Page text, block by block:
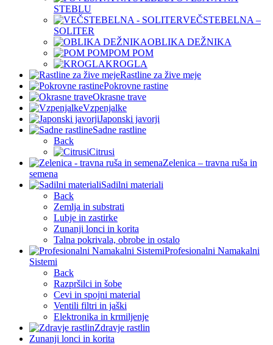
STEBLU
VEČSTEBELNA –
SOLITER
OBLIKA DEŽNIKA
POM POM
KROGLA
Rastline za žive meje
Pokrovne rastine
Okrasne trave
Vzpenjalke
Japonski javorji
Sadne rastline
Back
Citrusi
Zelenica – travna ruša in
semena
Sadilni materiali
Back
Zemlja in substrati
Lubje in zastirke
Zunanji lonci in korita
Talna pokrivala, obrobe in ostalo
Profesionalni Namakalni
Sistemi
Back
Razpršilci in šobe
Cevi in spojni material
Ventili filtri in jaški
Elektronika in krmiljenje
Zdravje rastlin
Zunanji lonci in korita